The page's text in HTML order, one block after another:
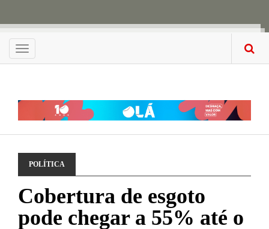
Menu
POLÍTICA
Cobertura de esgoto
pode chegar a 55% até o